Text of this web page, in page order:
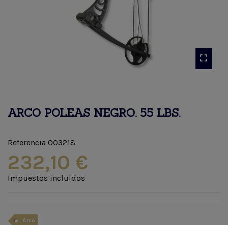
ARCO POLEAS NEGRO. 55 LBS.
Referencia 003218
232,10 €
Impuestos incluidos
Arco